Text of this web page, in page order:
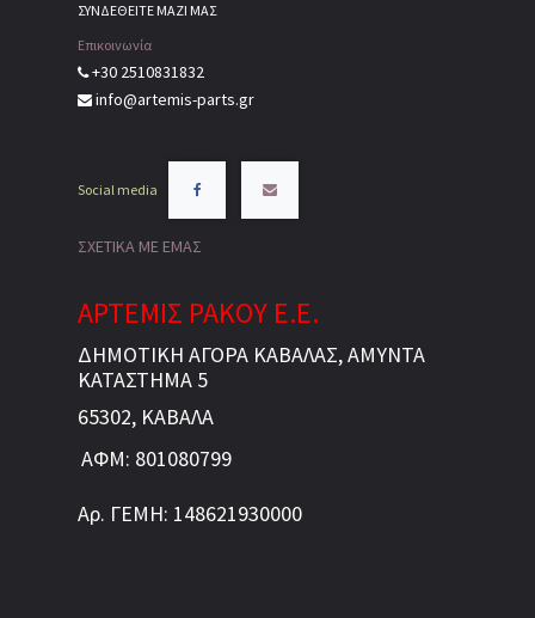
ΣΥΝΔΕΘΕΙΤΕ ΜΑΖΙ ΜΑΣ
Επικοινωνία
+30 2510831832
info@artemis-parts.gr
Social media
ΣΧΕΤΙΚΑ ΜΕ ΕΜΑΣ
ΑΡΤΕΜΙΣ ΡΑΚΟΥ Ε.Ε.
ΔΗΜΟΤΙΚΗ ΑΓΟΡΑ ΚΑΒΑΛΑΣ, ΑΜΥΝΤΑ
ΚΑΤΑΣΤΗΜΑ 5
65302, ΚΑΒΑΛΑ
ΑΦΜ: 801080799
Αρ. ΓΕΜΗ: 148621930000